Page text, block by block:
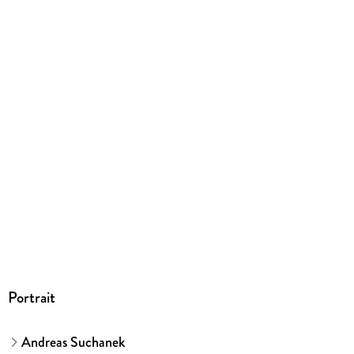
Portrait
Andreas Suchanek